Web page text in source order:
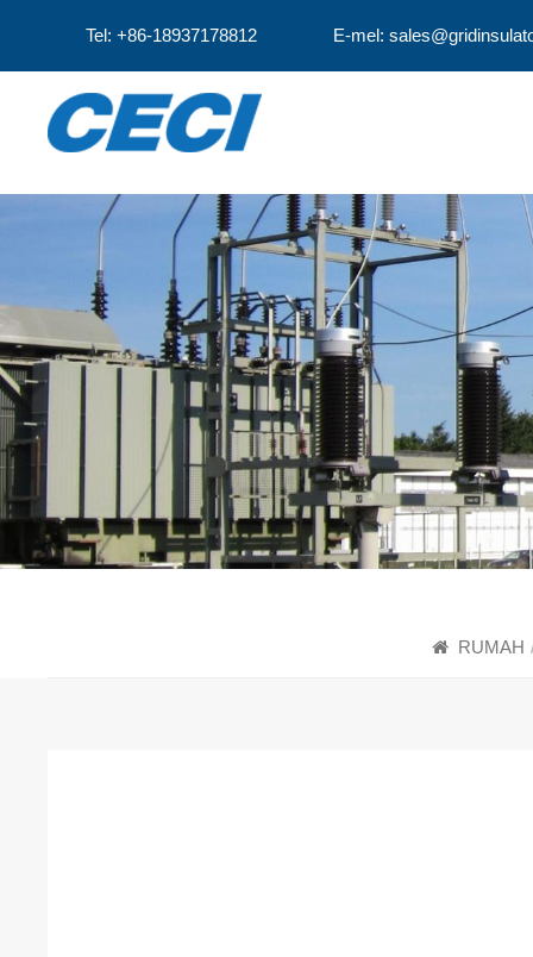
Tel: +86-18937178812 E-mel:
RUMAH